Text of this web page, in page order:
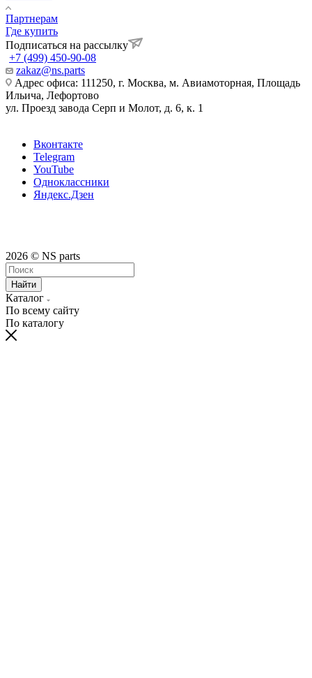
Партнерам
Где купить
Подписаться на рассылку
+7 (499) 450-90-08
zakaz@ns.parts
Адрес офиса: 111250, г. Москва, м. Авиамоторная, Площадь
Ильича, Лефортово
ул. Проезд завода Серп и Молот, д. 6, к. 1
Вконтакте
Telegram
YouTube
Одноклассники
Яндекс.Дзен
2026 © NS parts
Найти
Каталог
По всему сайту
По каталогу